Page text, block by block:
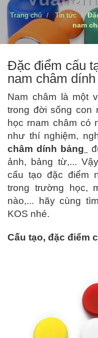
Trang chủ Tin tức
nam
Đặc điểm cấu
nam châm
Nam châm là một
trong đời sống con
học rnam châm có
như thí nghiệm,
châm dính bảng
ảnh, bảng từ,...
cấu tạo đặc điểm
trong trường học,
nào,... hãy cùng
KOS nhé.
Cấu tạo, đặc điểm